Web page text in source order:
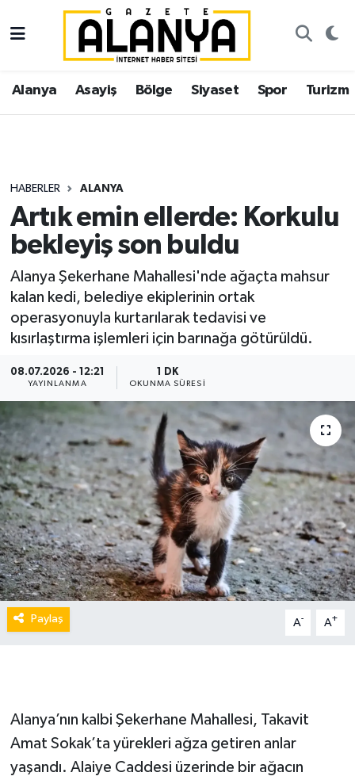
Alanya Asayiş Bölge Siyaset Spor Turizm
HABERLER ALANYA
Artık emin ellerde: Korkulu
bekleyiş son buldu
Alanya Şekerhane Mahallesi'nde ağaçta mahsur
kalan kedi, belediye ekiplerinin ortak
operasyonuyla kurtarılarak tedavisi ve
kısırlaştırma işlemleri için barınağa götürüldü.
08.07.2026 - 12:21
YAYINLANMA
1 DK
OKUNMA SÜRESI
Paylaş A- A+
Alanya’nın kalbi Şekerhane Mahallesi, Takavit
Amat Sokak’ta yürekleri ağza getiren anlar
yaşandı. Alaiye Caddesi üzerinde bir ağacın
Alanya
Asayiş
Siyaset
Spor
Turizm
Ekonomi
Gazipaşa
İstanbul Nöbetçi Eczaneler
İstanbul Hava Durumu
Süper Lig Puan Durumu ve Fikstür
Tüm Manşetler
Son Dakika Haberleri
Haber Arşivi